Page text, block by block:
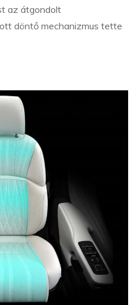
az átgondolt
döntő mechanizmus tette